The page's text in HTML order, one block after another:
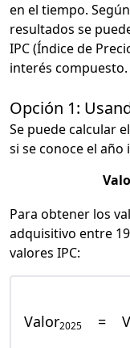
en el tiempo.
resultados se
IPC (Índice de
interés compuesto.
Opción 1:
Se puede calcular
si se conoce el año
Para obtener los
adquisitivo entre
valores IPC:
Valor2025 =